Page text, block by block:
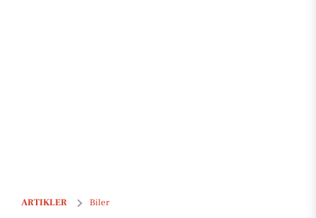
ARTIKLER Biler
De dyreste biler i Rønde - Pris op til 279.900 kr!